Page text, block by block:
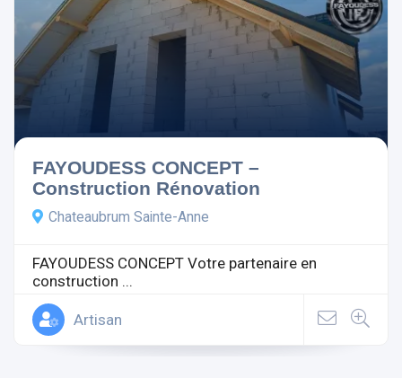
FAYOUDESS CONCEPT –
Construction Rénovation
Chateaubrum Sainte-Anne
FAYOUDESS CONCEPT Votre partenaire en
construction ...
Artisan